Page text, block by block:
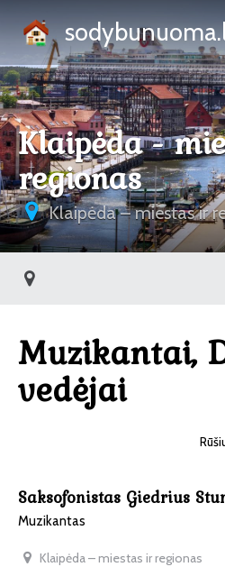
Klaipėda -
regionas
Klaipėda – miestas ir
Muzikantai,
vedėjai
Saksofonistas Giedrius
Muzikantas
Klaipėda – miestas ir regionas